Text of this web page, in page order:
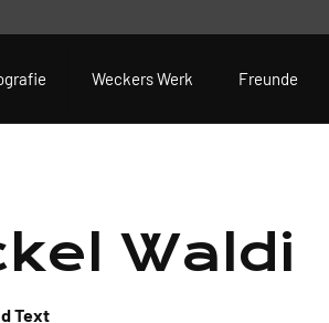
Weckers Werk Freunde
Waldi
Text